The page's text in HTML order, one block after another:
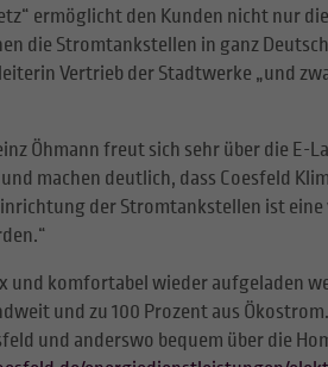
ermöglicht den Kunden nicht nur
die Stromtankstellen in ganz
Vertrieb der Stadtwerke „und
Öhmann freut sich sehr über die E-
machen deutlich, dass Coesfeld
der Stromtankstellen ist eine
und komfortabel wieder aufgeladen
und zu 100 Prozent aus
und anderswo bequem über die